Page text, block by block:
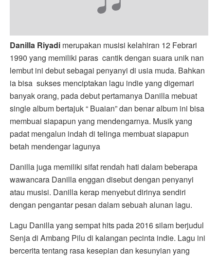
Danilla Riyadi merupakan musisi kelahiran 12 Febrari
1990 yang memiliki paras cantik dengan suara unik nan
lembut ini debut sebagai penyanyi di usia muda. Bahkan
ia bisa sukses menciptakan lagu indie yang digemari
banyak orang, pada debut pertamanya Danilla mebuat
single album bertajuk “ Buaian” dan benar album ini bisa
membuai siapapun yang mendengarnya. Musik yang
padat mengalun indah di telinga membuat siapapun
betah mendengar lagunya
Danilla juga memiliki sifat rendah hati dalam beberapa
wawancara Danilla enggan disebut dengan penyanyi
atau musisi. Danilla kerap menyebut dirinya sendiri
dengan pengantar pesan dalam sebuah alunan lagu.
Lagu Danilla yang sempat hits pada 2016 silam berjudul
Senja di Ambang Pilu di kalangan pecinta indie. Lagu ini
bercerita tentang rasa kesepian dan kesunyian yang